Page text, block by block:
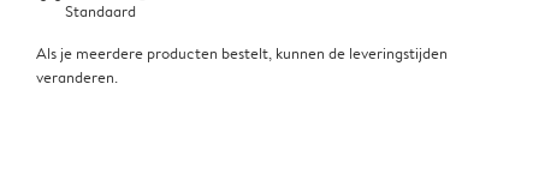
Standaard
Als je meerdere producten bestelt, kunnen de leveringstijden
veranderen.